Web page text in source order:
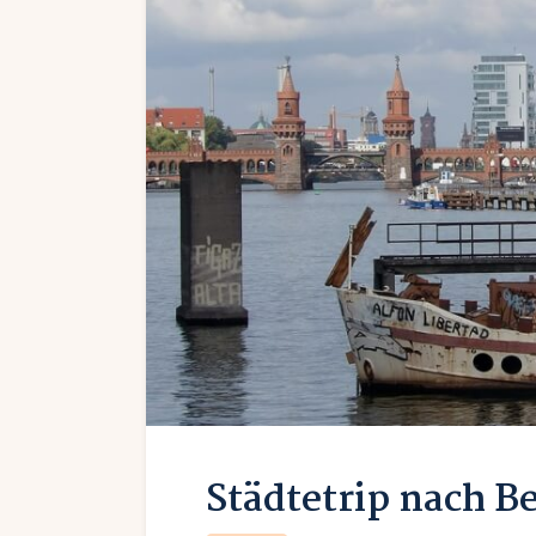
Städtetrip nach